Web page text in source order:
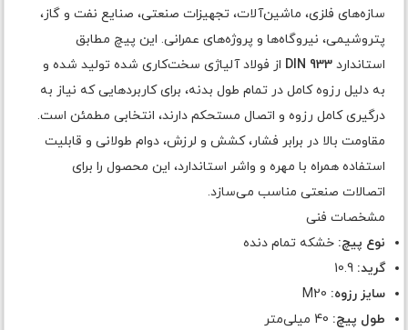
سازه‌های فلزی، ماشین‌آلات، تجهیزات صنعتی، صنایع نفت و گاز،
پتروشیمی، نیروگاه‌ها و پروژه‌های عمرانی. این پیچ مطابق
استانداردDIN 933 از فولاد آلیاژی سخت‌کاری شده تولید شده و
به دلیل رزوه کامل در تمام طول بدنه، برای کاربردهایی که نیاز به
درگیری کامل رزوه و اتصال مستحکم دارند، انتخابی مطمئن است.
مقاومت بالا در برابر فشار، کشش و لرزش، دوام طولانی و قابلیت
استفاده همراه با مهره و واشر استاندارد، این محصول را برای
اتصالات صنعتی مناسب می‌سازد.
مشخصات فنی
نوع پیچ: خشکه تمام دنده
گرید: 10.9
سایز رزوه:
طول پیچ: